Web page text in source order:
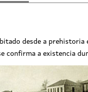
desde a
confirma a existencia